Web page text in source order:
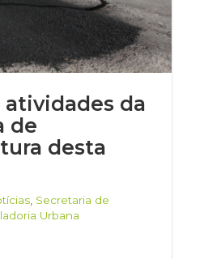
atividades da
de
desta
Secretaria de
Urbana